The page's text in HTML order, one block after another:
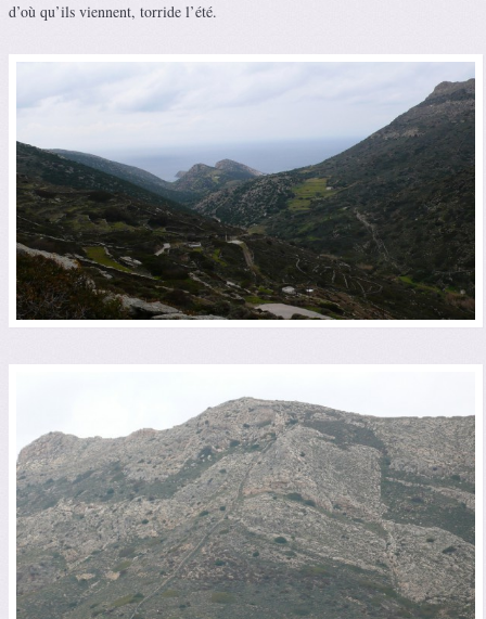
d’où qu’ils viennent, torride l’été.